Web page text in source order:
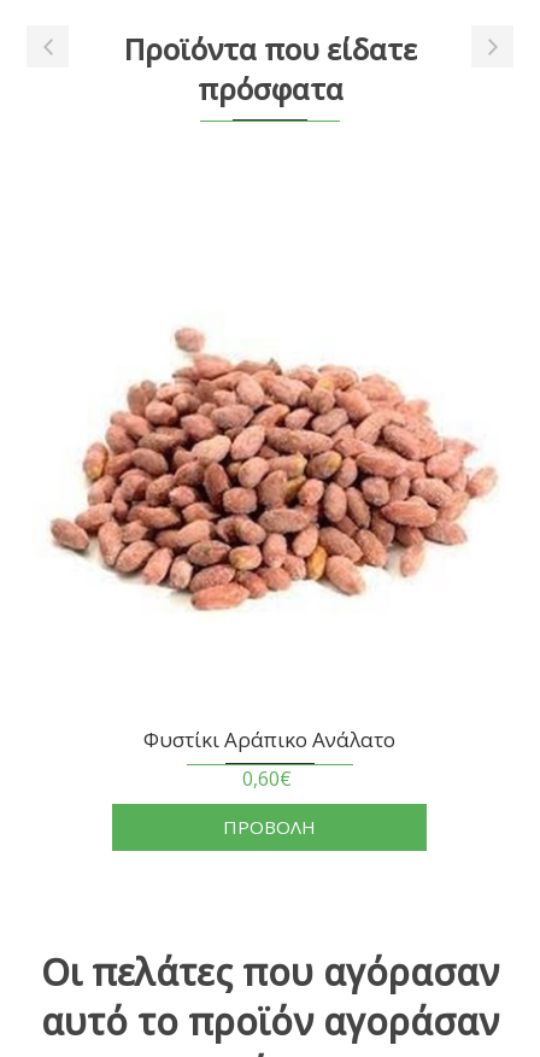
Προϊόντα που είδατε
πρόσφατα
Φυστίκι Αράπικο Ανάλατο
0,60€
ΠΡΟΒΟΛΗ
Οι πελάτες που αγόρασαν
αυτό το προϊόν αγοράσαν